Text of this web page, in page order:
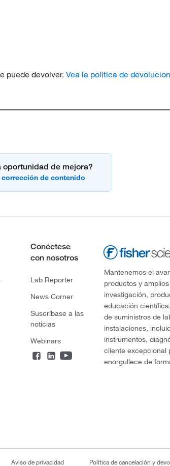
puede devolver. Vea la política de
oportunidad de mejora?
Conéctese
con nosotros
Lab Reporter
News Corner
Suscríbase a las
noticias
Webinars
Mantenemos el
productos y
investigación,
educación
de suministros de
instalaciones,
instrumentos,
cliente excepcional
enorgullece de
Aviso de privacidad Política de cancelación y